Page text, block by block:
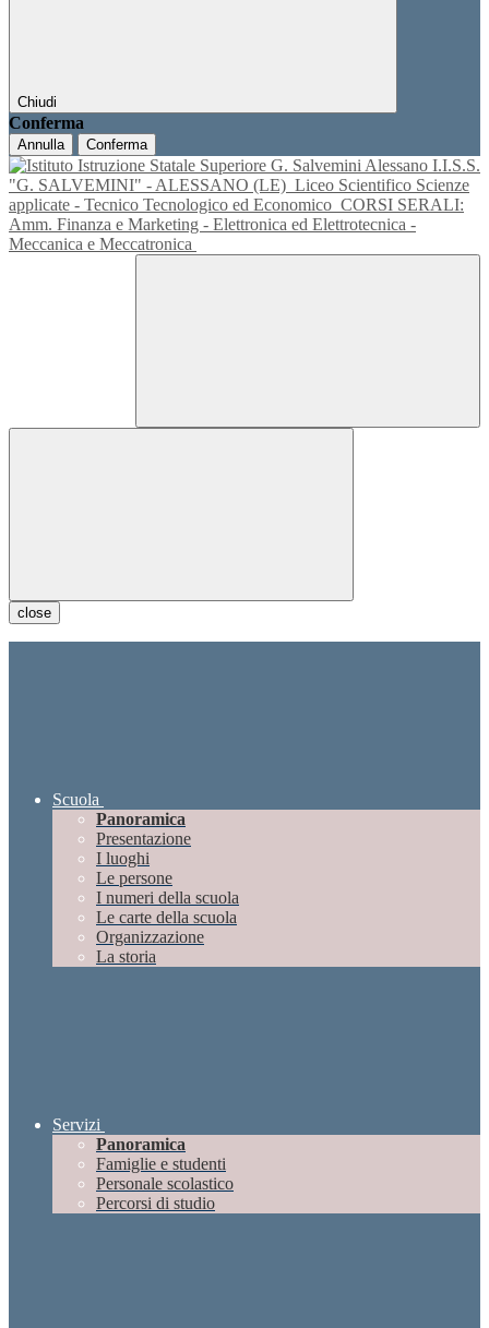
Chiudi
Conferma
Annulla Conferma
I.I.S.S.
"G. SALVEMINI" - ALESSANO (LE) Liceo Scientifico Scienze
applicate - Tecnico Tecnologico ed Economico CORSI SERALI:
Amm. Finanza e Marketing - Elettronica ed Elettrotecnica -
Meccanica e Meccatronica
close
Scuola
Panoramica
Presentazione
I luoghi
Le persone
I numeri della scuola
Le carte della scuola
Organizzazione
La storia
Servizi
Panoramica
Famiglie e studenti
Personale scolastico
Percorsi di studio